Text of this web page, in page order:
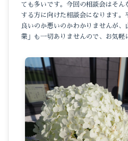
ても多いです。今回の相談会はそん
する方に向けた相談会になります。
良いのか悪いのかわかりませんが
業」も一切ありませんので、お気軽